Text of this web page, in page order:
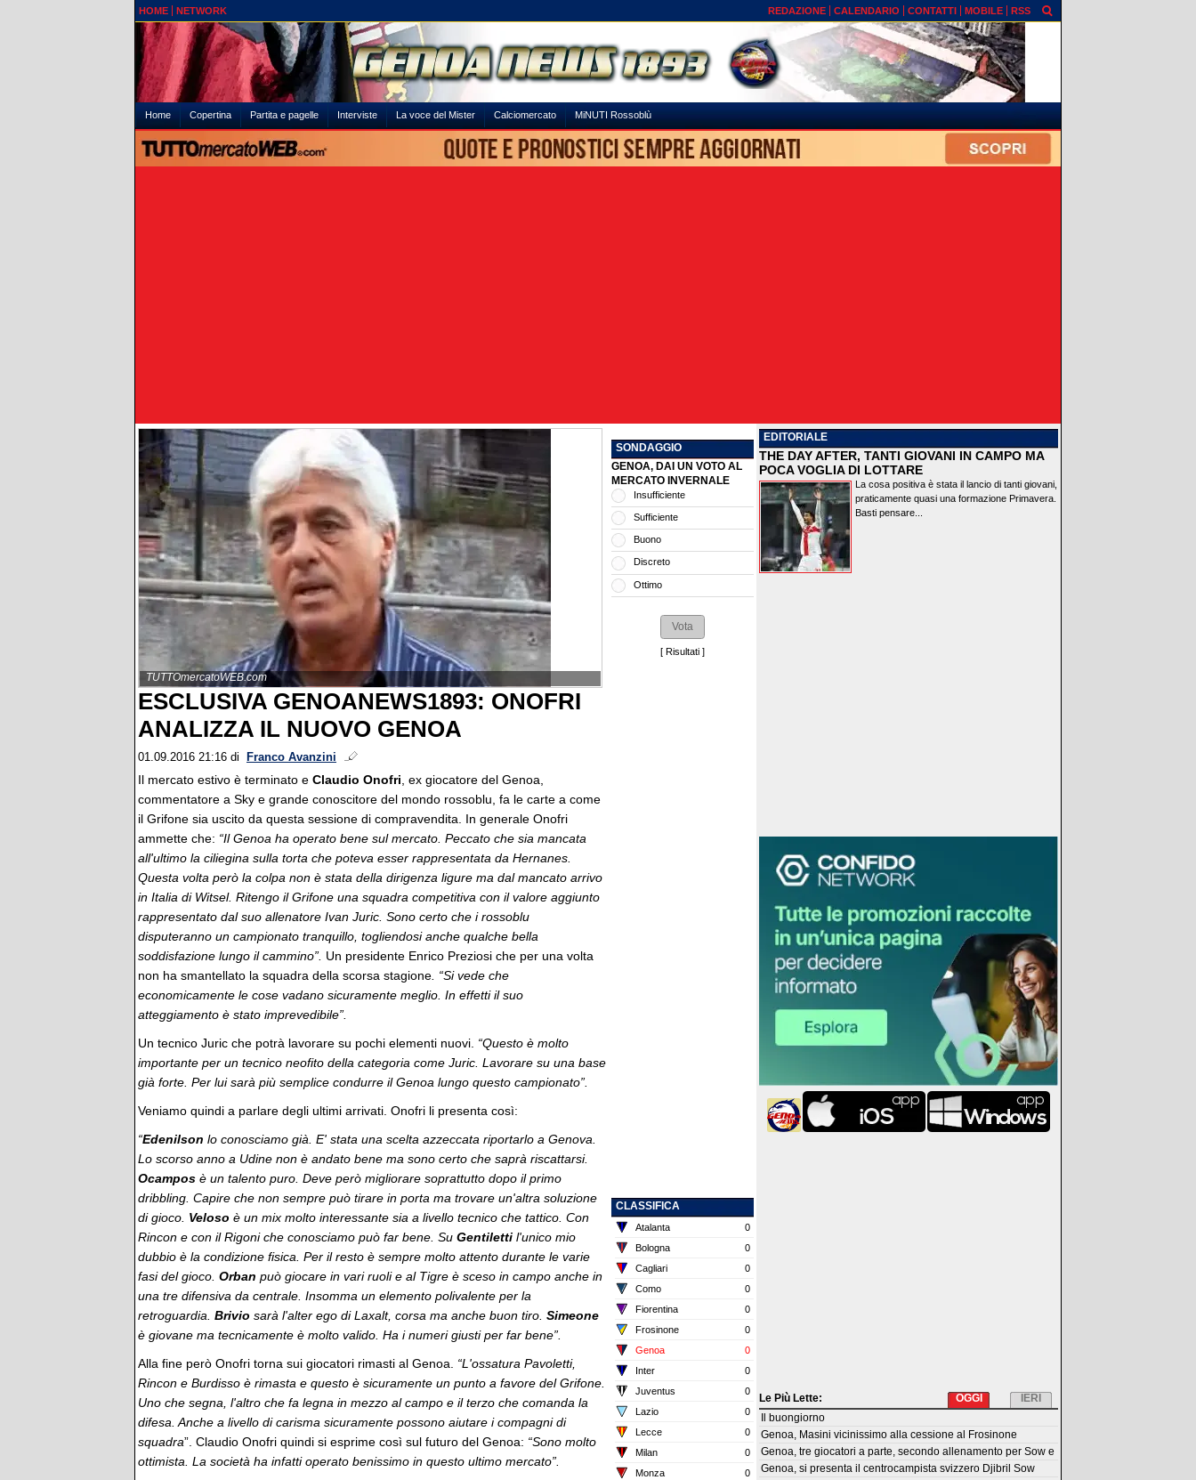
HOME NETWORK REDAZIONE CALENDARIO CONTATTI MOBILE RSS
Home Copertina Partita e pagelle Interviste La voce del Mister Calciomercato MiNUTI Rossoblù
TUTTOmercatoWEB.com
ESCLUSIVA GENOANEWS1893: ONOFRI
ANALIZZA IL NUOVO GENOA
01.09.2016 21:16 di Franco Avanzini
Il mercato estivo è terminato e Claudio Onofri , ex giocatore del Genoa,
commentatore a Sky e grande conoscitore del mondo rossoblu, fa le carte a come
il Grifone sia uscito da questa sessione di compravendita. In generale Onofri
ammette che: “Il Genoa ha operato bene sul mercato. Peccato che sia mancata
all'ultimo la ciliegina sulla torta che poteva esser rappresentata da Hernanes.
Questa volta però la colpa non è stata della dirigenza ligure ma dal mancato arrivo
in Italia di Witsel. Ritengo il Grifone una squadra competitiva con il valore aggiunto
rappresentato dal suo allenatore Ivan Juric. Sono certo che i rossoblu
disputeranno un campionato tranquillo, togliendosi anche qualche bella
soddisfazione lungo il cammino”. Un presidente Enrico Preziosi che per una volta
non ha smantellato la squadra della scorsa stagione . “Si vede che
economicamente le cose vadano sicuramente meglio. In effetti il suo
atteggiamento è stato imprevedibile”.
Un tecnico Juric che potrà lavorare su pochi elementi nuovi. “Questo è molto
importante per un tecnico neofito della categoria come Juric. Lavorare su una base
già forte. Per lui sarà più semplice condurre il Genoa lungo questo campionato”.
Veniamo quindi a parlare degli ultimi arrivati. Onofri li presenta così:
“Edenilson lo conosciamo già. E' stata una scelta azzeccata riportarlo a Genova.
Lo scorso anno a Udine non è andato bene ma sono certo che saprà riscattarsi.
Ocampos è un talento puro. Deve però migliorare soprattutto dopo il primo
dribbling. Capire che non sempre può tirare in porta ma trovare un'altra soluzione
di gioco. Veloso è un mix molto interessante sia a livello tecnico che tattico. Con
Rincon e con il Rigoni che conosciamo può far bene. Su Gentiletti l'unico mio
dubbio è la condizione fisica. Per il resto è sempre molto attento durante le varie
fasi del gioco. Orban può giocare in vari ruoli e al Tigre è sceso in campo anche in
una tre difensiva da centrale. Insomma un elemento polivalente per la
retroguardia. Brivio sarà l'alter ego di Laxalt, corsa ma anche buon tiro. Simeone
è giovane ma tecnicamente è molto valido. Ha i numeri giusti per far bene”.
Alla fine però Onofri torna sui giocatori rimasti al Genoa. “L'ossatura Pavoletti,
Rincon e Burdisso è rimasta e questo è sicuramente un punto a favore del Grifone.
Uno che segna, l'altro che fa legna in mezzo al campo e il terzo che comanda la
difesa. Anche a livello di carisma sicuramente possono aiutare i compagni di
squadra”. Claudio Onofri quindi si esprime così sul futuro del Genoa: “Sono molto
ottimista. La società ha infatti operato benissimo in questo ultimo mercato”.
SONDAGGIO
GENOA, DAI UN VOTO AL
MERCATO INVERNALE
Insufficiente
Sufficiente
Buono
Discreto
Ottimo
[ Risultati ]
CLASSIFICA
Atalanta
0
Bologna
0
Cagliari
0
Como
0
Fiorentina
0
Frosinone
0
Genoa
0
Inter
0
Juventus
0
Lazio
0
Lecce
0
Milan
0
Monza
0
EDITORIALE
THE DAY AFTER, TANTI GIOVANI IN CAMPO MA
POCA VOGLIA DI LOTTARE
La cosa positiva è stata il lancio di tanti giovani,
praticamente quasi una formazione Primavera.
Basti pensare...
Le Più Lette: IERI
OGGI
Il buongiorno
Genoa, Masini vicinissimo alla cessione al Frosinone
Genoa, tre giocatori a parte, secondo allenamento per Sow e
Genoa, si presenta il centrocampista svizzero Djibril Sow